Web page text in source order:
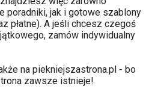
poradniki, jak i gotowe szablony
płatne). A jeśli chcesz czegoś
zamów indywidualny
na piekniejszastrona.pl - bo
zawsze istnieje!